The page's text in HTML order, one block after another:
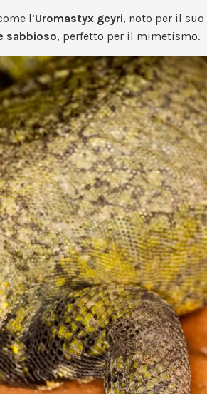
l’Uromastyx geyri, noto per il suo
sabbioso, perfetto per il mimetismo.